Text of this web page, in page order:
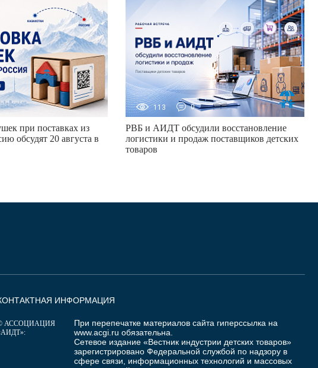
при поставках из
обсудят 20 августа в
113 0
РВБ и АИДТ обсудили восстановление
логистики и продаж поставщиков детских
товаров
ИНФОРМАЦИЯ
АССОЦИАЦИЯ
При перепечатке материалов сайта гиперссылка на
www.acgi.ru обязательна.
Сетевое издание «Вестник индустрии детских товаров»
зарегистрировано Федеральной службой по надзору в
сфере связи, информационных технологий и массовых